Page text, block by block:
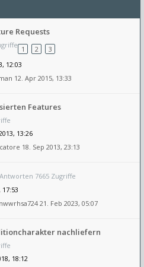
Requests
1 2
3
12:03
12. Apr 2015, 13:33
Features
13:26
18. Sep 2013, 23:13
7665 Zugriffe
17:53
21. Feb 2023, 05:07
nachliefern
18:12